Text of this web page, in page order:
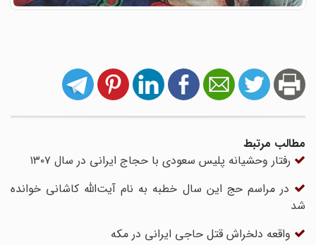
مطالب مرتبط
رفتار وحشیانه پلیس سعودی با حجاج ایرانی در سال ۱۳۰۷
در مراسم حج این سال خطبه به نام آیت‌الله کاشانی خوانده
شد
واقعه دلخراش قتل حاجی ایرانی در مکه